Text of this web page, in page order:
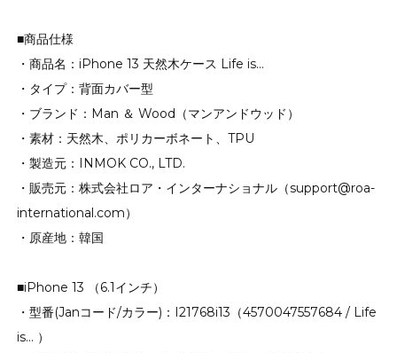
■商品仕様
・商品名：iPhone 13 天然木ケース Life is…
・タイプ：背面カバー型
・ブランド：Man ＆ Wood（マンアンドウッド）
・素材：天然木、ポリカーボネート、TPU
・製造元：INMOK CO., LTD.
・販売元：株式会社ロア・インターナショナル（support@roa-
international.com）
・原産地：韓国
■iPhone 13 （6.1インチ）
・型番(Janコード/カラー)：I21768i13（4570047557684 / Life
is… ）